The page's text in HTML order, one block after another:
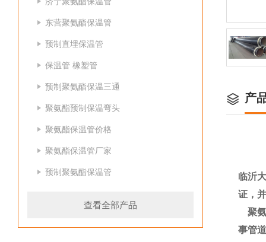
东营聚氨酯保温管
预制直埋保温管
保温管 橡塑管
预制聚氨酯保温三通
聚氨酯预制保温弯头
聚氨酯保温管价格
聚氨酯保温管厂家
预制聚氨酯保温管
查看全部产品
产
临沂
证，
聚氨
事管